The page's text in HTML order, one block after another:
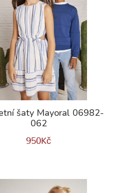
šaty Mayoral 06982-
062
950Kč